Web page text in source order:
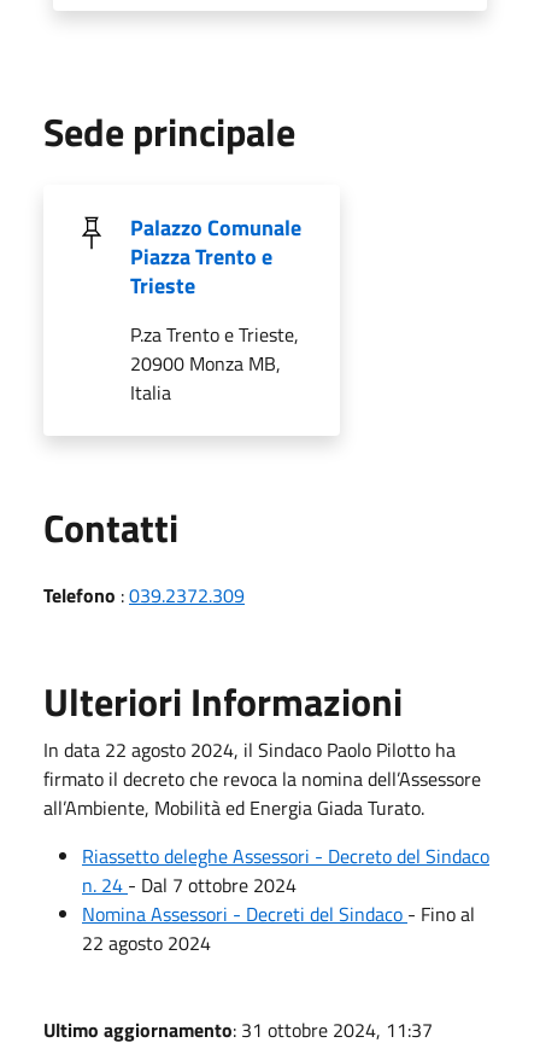
Sede principale
Palazzo Comunale
Piazza Trento e
Trieste
P.za Trento e Trieste,
20900 Monza MB,
Italia
Contatti
Telefono :039.2372.309
Ulteriori Informazioni
In data 22 agosto 2024, il Sindaco Paolo Pilotto ha
firmato il decreto che revoca la nomina dell’Assessore
all’Ambiente, Mobilità ed Energia Giada Turato.
Riassetto deleghe Assessori - Decreto del Sindaco
n. 24 - Dal 7 ottobre 2024
Nomina Assessori - Decreti del Sindaco - Fino al
22 agosto 2024
Ultimo aggiornamento: 31 ottobre 2024, 11:37